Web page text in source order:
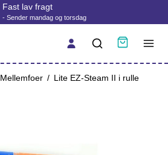
Fast lav fragt
- Sender mandag og torsdag
Mellemfoer / Lite EZ-Steam II i rulle